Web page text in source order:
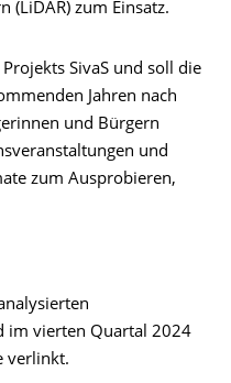
(LiDAR) zum Einsatz.
SivaS und soll die
Jahren nach
und Bürgern
und
zum Ausprobieren,
im vierten Quartal 2024
verlinkt.